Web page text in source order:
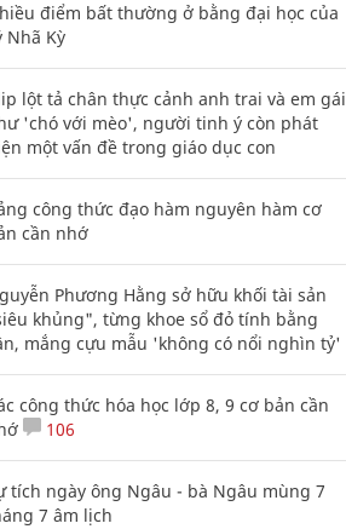
điểm bất thường ở bằng đại học của
Nhã Kỳ
lột tả chân thực cảnh anh trai và em gái
'chó với mèo', người tinh ý còn phát
một vấn đề trong giáo dục con
công thức đạo hàm nguyên hàm cơ
cần nhớ
Phương Hằng sở hữu khối tài sản
khủng", từng khoe sổ đỏ tính bằng
mắng cựu mẫu 'không có nổi nghìn tỷ'
công thức hóa học lớp 8, 9 cơ bản cần
106
tích ngày ông Ngâu - bà Ngâu mùng 7
7 âm lịch